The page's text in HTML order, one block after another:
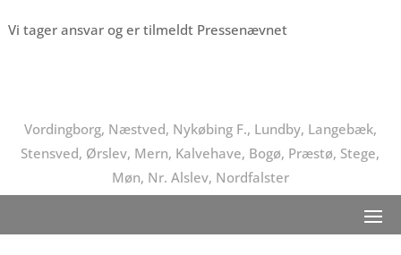
Vi tager ansvar og er tilmeldt Pressenævnet
Vordingborg, Næstved, Nykøbing F., Lundby, Langebæk,
Stensved, Ørslev, Mern, Kalvehave, Bogø, Præstø, Stege,
Møn, Nr. Alslev, Nordfalster